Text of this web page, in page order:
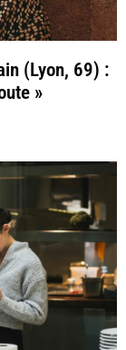
(Lyon, 69) :
»